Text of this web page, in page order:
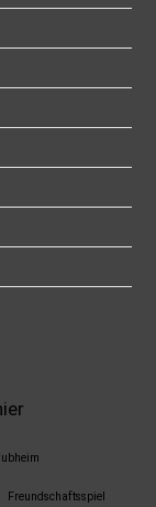
Freundschaftsspiel